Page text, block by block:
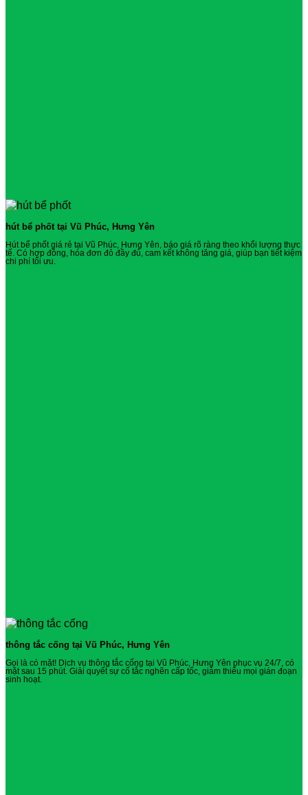
hút bể phốt tại Vũ Phúc, Hưng Yên
Hút bể phốt giá rẻ tại Vũ Phúc, Hưng Yên, báo giá rõ ràng theo khối lượng thực
tế. Có hợp đồng, hóa đơn đỏ đầy đủ, cam kết không tăng giá, giúp bạn tiết kiệm
chi phí tối ưu.
thông tắc cống tại Vũ Phúc, Hưng Yên
Gọi là có mặt! Dịch vụ thông tắc cống tại Vũ Phúc, Hưng Yên phục vụ 24/7, có
mặt sau 15 phút. Giải quyết sự cố tắc nghẽn cấp tốc, giảm thiểu mọi gián đoạn
sinh hoạt.